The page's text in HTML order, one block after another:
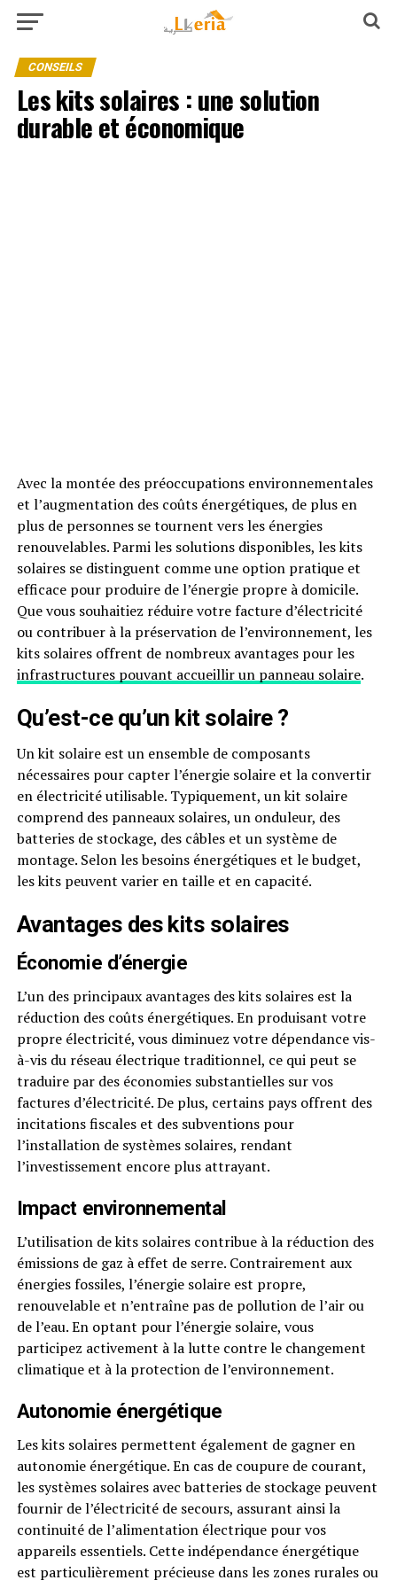
CONSEILS
Les kits solaires : une solution
durable et économique
Avec la montée des préoccupations environnementales
et l’augmentation des coûts énergétiques, de plus en
plus de personnes se tournent vers les énergies
renouvelables. Parmi les solutions disponibles, les kits
solaires se distinguent comme une option pratique et
efficace pour produire de l’énergie propre à domicile.
Que vous souhaitiez réduire votre facture d’électricité
ou contribuer à la préservation de l’environnement, les
kits solaires offrent de nombreux avantages pour les
infrastructures pouvant accueillir un panneau solaire.
Qu’est-ce qu’un kit solaire ?
Un kit solaire est un ensemble de composants
nécessaires pour capter l’énergie solaire et la convertir
en électricité utilisable. Typiquement, un kit solaire
comprend des panneaux solaires, un onduleur, des
batteries de stockage, des câbles et un système de
montage. Selon les besoins énergétiques et le budget,
les kits peuvent varier en taille et en capacité.
Avantages des kits solaires
Économie d’énergie
L’un des principaux avantages des kits solaires est la
réduction des coûts énergétiques. En produisant votre
propre électricité, vous diminuez votre dépendance vis-
à-vis du réseau électrique traditionnel, ce qui peut se
traduire par des économies substantielles sur vos
factures d’électricité. De plus, certains pays offrent des
incitations fiscales et des subventions pour
l’installation de systèmes solaires, rendant
l’investissement encore plus attrayant.
Impact environnemental
L’utilisation de kits solaires contribue à la réduction des
émissions de gaz à effet de serre. Contrairement aux
énergies fossiles, l’énergie solaire est propre,
renouvelable et n’entraîne pas de pollution de l’air ou
de l’eau. En optant pour l’énergie solaire, vous
participez activement à la lutte contre le changement
climatique et à la protection de l’environnement.
Autonomie énergétique
Les kits solaires permettent également de gagner en
autonomie énergétique. En cas de coupure de courant,
les systèmes solaires avec batteries de stockage peuvent
fournir de l’électricité de secours, assurant ainsi la
continuité de l’alimentation électrique pour vos
appareils essentiels. Cette indépendance énergétique
est particulièrement précieuse dans les zones rurales ou